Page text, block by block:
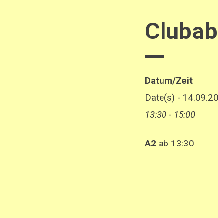
Datum/Zeit
Date(s) -
13:30 - 15:00
A2 ab 13:30